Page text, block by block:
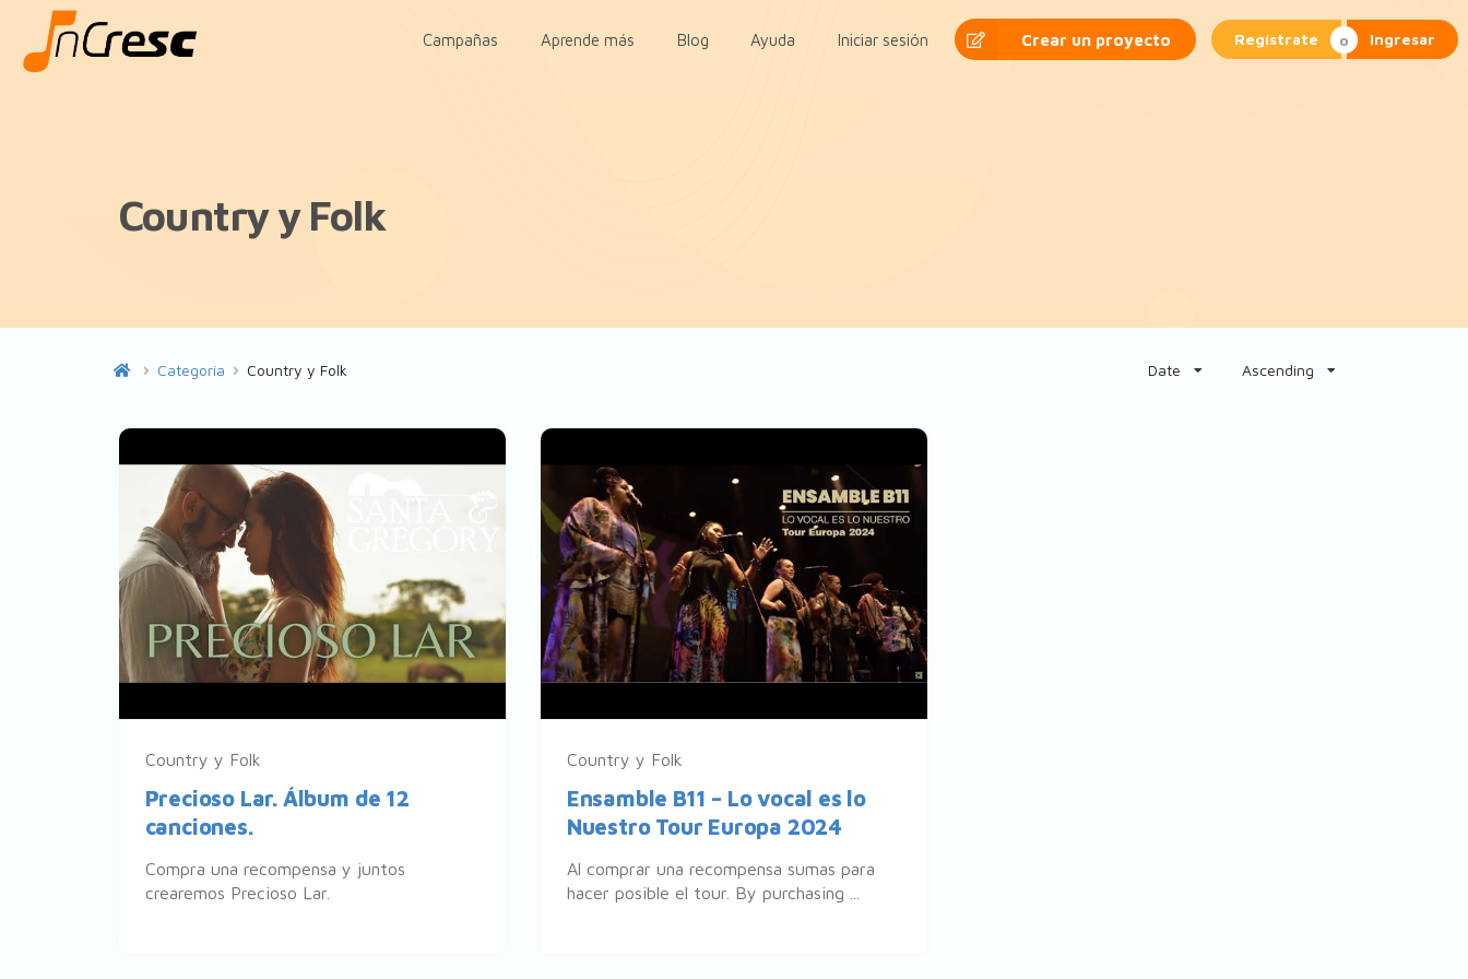
Campañas Aprende más Blog Ayuda Iniciar sesión Crear un proyecto Regístrate Ingresar
Country y Folk
Categoría Country y Folk Date Ascending
Country y Folk
Precioso Lar. Álbum de 12
canciones.
Compra una recompensa y juntos
crearemos Precioso Lar.
Country y Folk
Ensamble B11 – Lo vocal es lo
Nuestro Tour Europa 2024
Al comprar una recompensa sumas para
hacer posible el tour. By purchasing ...